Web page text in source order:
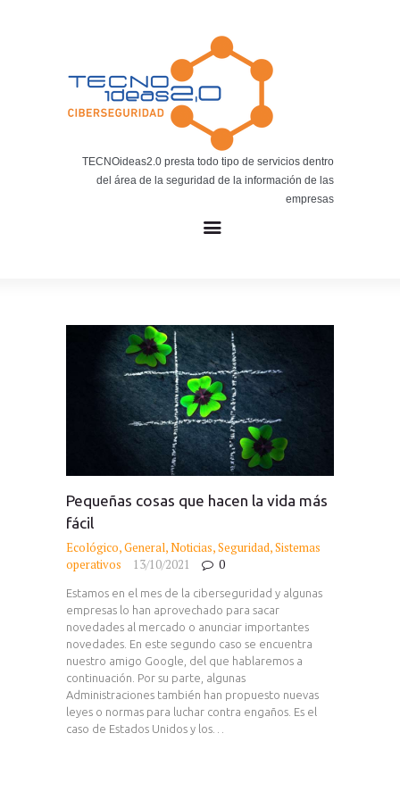
TECNOideas2.0 presta todo tipo de servicios dentro
del área de la seguridad de la información de las
empresas
BLOG TECNOIDEAS
Noticias tecnológicas.
Pequeñas cosas que hacen la vida más
fácil
Ecológico,General,Noticias,Seguridad,Sistemas
operativos
13/10/2021 0
Estamos en el mes de la ciberseguridad y algunas
empresas lo han aprovechado para sacar
novedades al mercado o anunciar importantes
novedades. En este segundo caso se encuentra
nuestro amigo Google, del que hablaremos a
continuación. Por su parte, algunas
Administraciones también han propuesto nuevas
leyes o normas para luchar contra engaños. Es el
caso de Estados Unidos y los…